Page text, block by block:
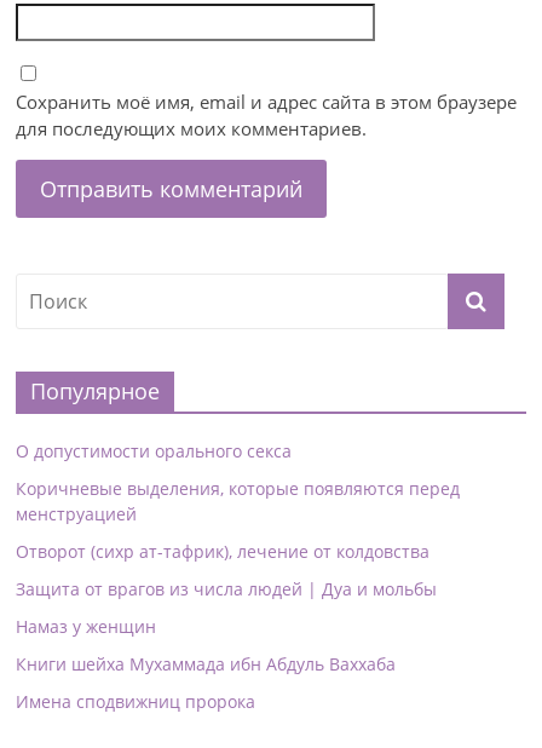
Сохранить моё имя, email и адрес сайта в этом браузере
для последующих моих комментариев.
Популярное
О допустимости орального секса
Коричневые выделения, которые появляются перед
менструацией
Отворот (сихр ат-тафрик), лечение от колдовства
Защита от врагов из числа людей | Дуа и мольбы
Намаз у женщин
Книги шейха Мухаммада ибн Абдуль Ваххаба
Имена сподвижниц пророка